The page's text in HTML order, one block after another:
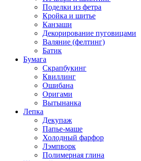
Поделки из фетра
Кройка и шитье
Канзаши
Декорирование пуговицами
Валяние (фелтинг)
Батик
Бумага
Скрапбукинг
Квиллинг
Ошибана
Оригами
Вытынанка
Лепка
Декупаж
Папье-маше
Холодный фарфор
Лэмпворк
Полимерная глина